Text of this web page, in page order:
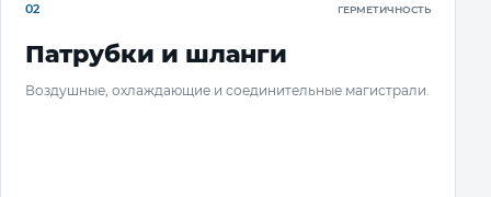
02 ГЕРМЕТИЧНОСТЬ
Патрубки и шланги
Воздушные, охлаждающие и соединительные магистрали.